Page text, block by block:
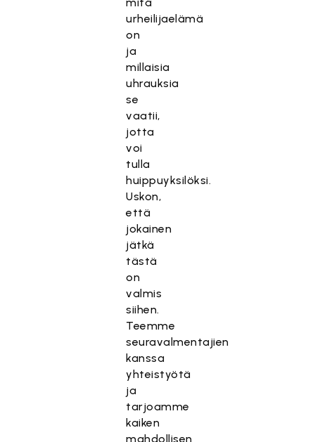
urheilijaelämä
on
ja
millaisia
uhrauksia
se
vaatii,
jotta
voi
tulla
huippuyksilöksi.
Uskon,
että
jokainen
jätkä
tästä
on
valmis
siihen.
Teemme
seuravalmentajien
kanssa
yhteistyötä
ja
tarjoamme
kaiken
mahdollisen